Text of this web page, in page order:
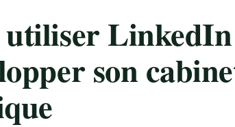
utiliser LinkedIn
son